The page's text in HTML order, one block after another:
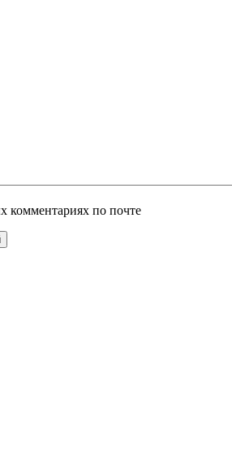
комментариях по почте